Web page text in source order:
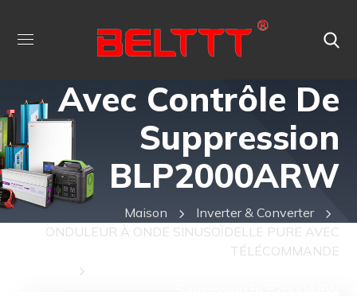
Onduleur
Sinusoïdal Pur
Avec Contrôle De
Suppression
BLP2000ARW
Maison
Inverter & Converter
ONDULEUR À ONDE SINUSOÏDELLE PURE AVEC
TÉLÉCOMMANDE